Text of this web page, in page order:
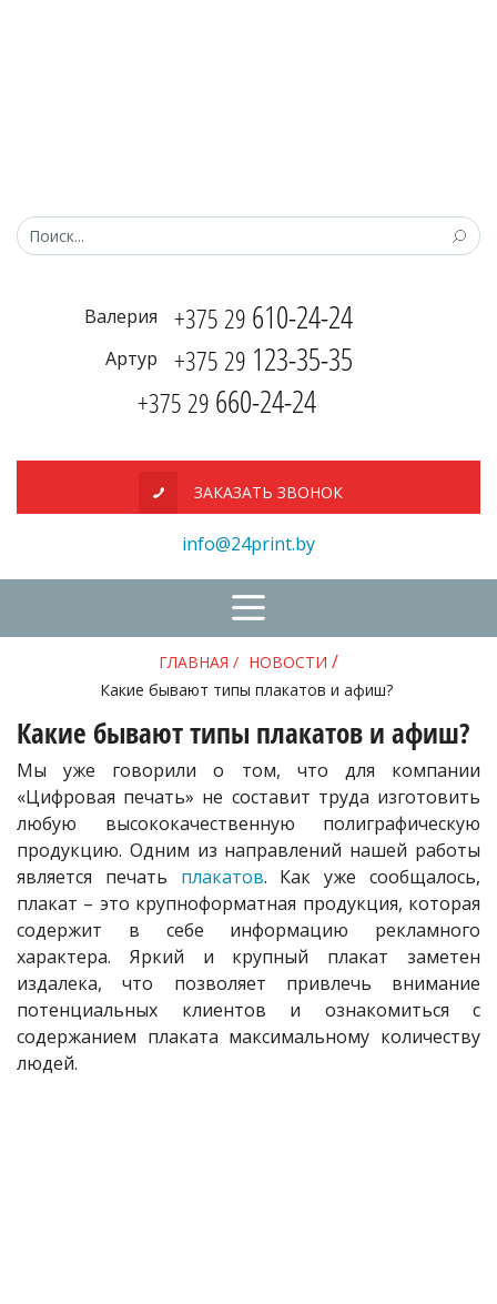
Валерия +375 29 610-24-24
Артур +375 29 123-35-35
+375 29 660-24-24
ЗАКАЗАТЬ ЗВОНОК
info@24print.by
ГЛАВНАЯ / НОВОСТИ /
Какие бывают типы плакатов и афиш?
Какие бывают типы плакатов и афиш?
Мы уже говорили о том, что для компании
«Цифровая печать» не составит труда изготовить
любую высококачественную полиграфическую
продукцию. Одним из направлений нашей работы
является печать плакатов. Как уже сообщалось,
плакат – это крупноформатная продукция, которая
содержит в себе информацию рекламного
характера. Яркий и крупный плакат заметен
издалека, что позволяет привлечь внимание
потенциальных клиентов и ознакомиться с
содержанием плаката максимальному количеству
людей.